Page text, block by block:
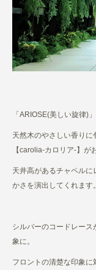
「ARIOSE(美しい旋律)
天然木のやさしい香り
【carolia-カロリア-】が
天井高があるチャペル
かさを演出してくれます。
シルバーのコードレー
象に。
フロントの清楚な印象